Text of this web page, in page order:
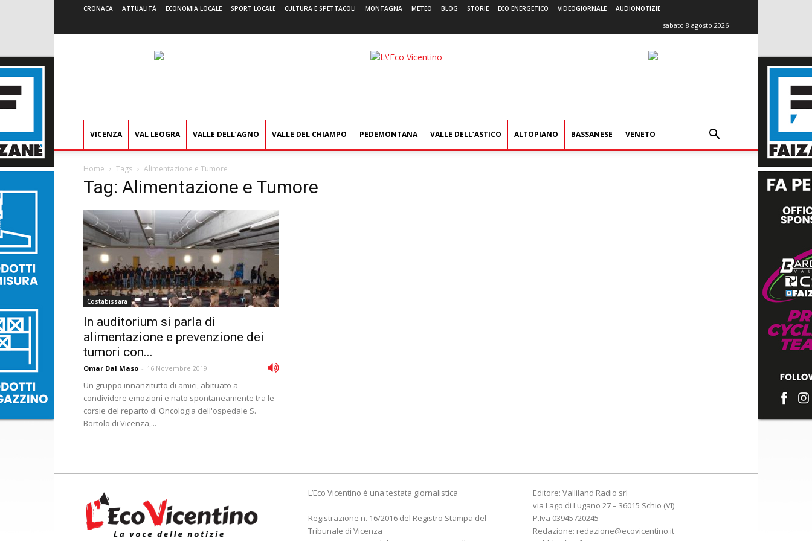
CRONACA ATTUALITÀ ECONOMIA LOCALE SPORT LOCALE CULTURA E SPETTACOLI MONTAGNA METEO BLOG STORIE ECO ENERGETICO VIDEOGIORNALE AUDIONOTIZIE
sabato 8 agosto 2026
L'Eco
VICENZA VAL LEOGRA VALLE DELL’AGNO VALLE DEL CHIAMPO PEDEMONTANA VALLE DELL’ASTICO ALTOPIANO BASSANESE VENETO
Home Tags Alimentazione e Tumore
Tag: Alimentazione e Tumore
Costabissara
In auditorium si parla di
alimentazione e prevenzione dei
tumori con...
Omar Dal Maso - 16 Novembre 2019
Un gruppo innanzitutto di amici, abituato a
condividere emozioni e nato spontaneamente tra le
corsie del reparto di Oncologia dell'ospedale S.
Bortolo di Vicenza,...
L’Eco Vicentino è una testata giornalistica
Registrazione n. 16/2016 del Registro Stampa del
Tribunale di Vicenza
Editore: Valliland Radio srl
via Lago di Lugano 27 – 36015 Schio (VI)
P.Iva 03945720245
Redazione: redazione@ecovicentino.it